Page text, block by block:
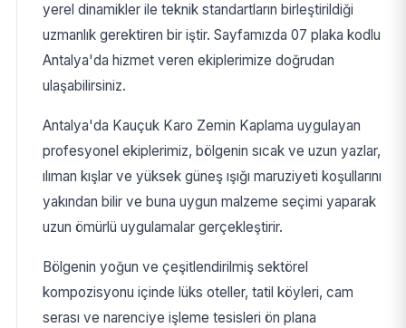
yerel dinamikler ile teknik standartların birleştirildiği
uzmanlık gerektiren bir iştir. Sayfamızda 07 plaka kodlu
Antalya'da hizmet veren ekiplerimize doğrudan
ulaşabilirsiniz.
Antalya'da Kauçuk Karo Zemin Kaplama uygulayan
profesyonel ekiplerimiz, bölgenin sıcak ve uzun yazlar,
ılıman kışlar ve yüksek güneş ışığı maruziyeti koşullarını
yakından bilir ve buna uygun malzeme seçimi yaparak
uzun ömürlü uygulamalar gerçekleştirir.
Bölgenin yoğun ve çeşitlendirilmiş sektörel
kompozisyonu içinde lüks oteller, tatil köyleri, cam
serası ve narenciye işleme tesisleri ön plana